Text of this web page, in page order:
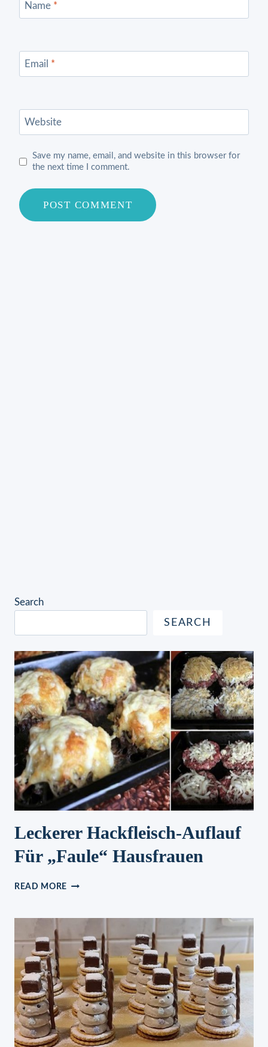
Name *
Email *
Website
Save my name, email, and website in this browser for
the next time I comment.
Search
SEARCH
Leckerer Hackfleisch-Auflauf
Für „faule“ Hausfrauen
READ MORE LECKERER
HAUSFRAUEN